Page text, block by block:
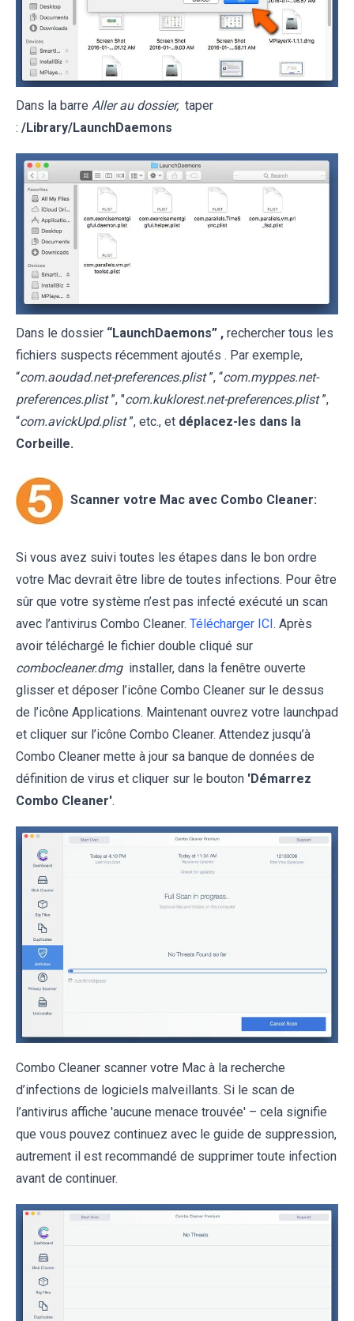
Dans la barre Aller au dossier, taper
: /Library/LaunchDaemons
Dans le dossier “LaunchDaemons” , rechercher tous les
fichiers suspects récemment ajoutés . Par exemple,
“com.aoudad.net-preferences.plist ”, “com.myppes.net-
preferences.plist ”, "com.kuklorest.net-preferences.plist ”,
“com.avickUpd.plist ”, etc., et déplacez-les dans la
Corbeille.
Scanner votre Mac avec Combo Cleaner:
Si vous avez suivi toutes les étapes dans le bon ordre
votre Mac devrait être libre de toutes infections. Pour être
sûr que votre système n’est pas infecté exécuté un scan
avec l’antivirus Combo Cleaner. Télécharger ICI. Après
avoir téléchargé le fichier double cliqué sur
combocleaner.dmg installer, dans la fenêtre ouverte
glisser et déposer l’icône Combo Cleaner sur le dessus
de l’icône Applications. Maintenant ouvrez votre launchpad
et cliquer sur l’icône Combo Cleaner. Attendez jusqu’à
Combo Cleaner mette à jour sa banque de données de
définition de virus et cliquer sur le bouton 'Démarrez
Combo Cleaner'.
Combo Cleaner scanner votre Mac à la recherche
d’infections de logiciels malveillants. Si le scan de
l’antivirus affiche 'aucune menace trouvée' – cela signifie
que vous pouvez continuez avec le guide de suppression,
autrement il est recommandé de supprimer toute infection
avant de continuer.